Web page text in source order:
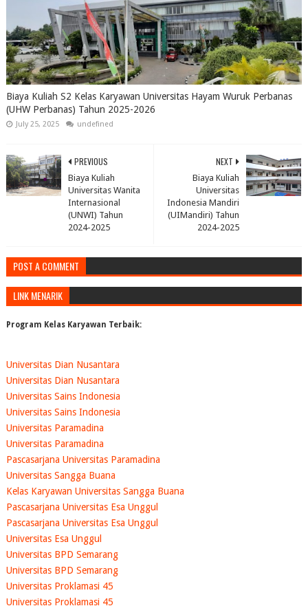
Biaya Kuliah S2 Kelas Karyawan Universitas Hayam Wuruk Perbanas
(UHW Perbanas) Tahun 2025-2026
July 25, 2025 undefined
NEXT
Biaya Kuliah
Universitas
Indonesia Mandiri
(UIMandiri) Tahun
2024-2025
PREVIOUS
Biaya Kuliah
Universitas Wanita
Internasional
(UNWI) Tahun
2024-2025
POST A COMMENT
LINK MENARIK
Program Kelas Karyawan Terbaik:
Universitas Dian Nusantara
Universitas Dian Nusantara
Universitas Sains Indonesia
Universitas Sains Indonesia
Universitas Paramadina
Universitas Paramadina
Pascasarjana Universitas Paramadina
Universitas Sangga Buana
Kelas Karyawan Universitas Sangga Buana
Pascasarjana Universitas Esa Unggul
Pascasarjana Universitas Esa Unggul
Universitas Esa Unggul
Universitas BPD Semarang
Universitas BPD Semarang
Universitas Proklamasi 45
Universitas Proklamasi 45